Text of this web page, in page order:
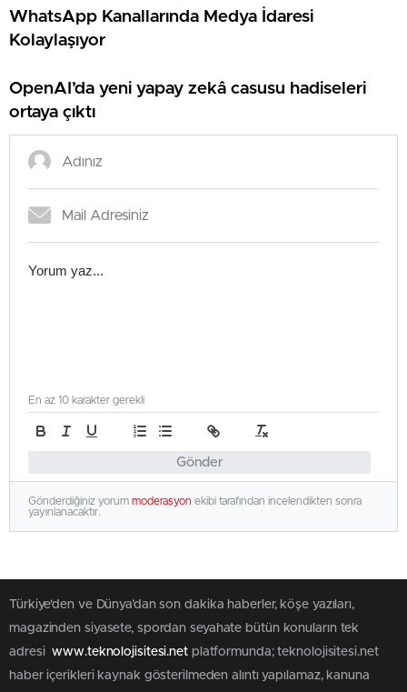
WhatsApp Kanallarında Medya İdaresi
Kolaylaşıyor
OpenAI’da yeni yapay zekâ casusu hadiseleri
ortaya çıktı
Gönder
En az 10 karakter gerekli
Gönderdiğiniz yorum moderasyon ekibi tarafından incelendikten sonra
yayınlanacaktır.
Türkiye'den ve Dünya’dan son dakika haberler, köşe yazıları,
magazinden siyasete, spordan seyahate bütün konuların tek
adresiwww.teknolojisitesi.netplatformunda; teknolojisitesi.net
haber içerikleri kaynak gösterilmeden alıntı yapılamaz, kanuna